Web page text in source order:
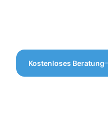
Kostenloses Beratung